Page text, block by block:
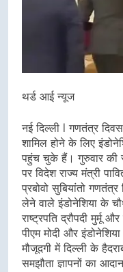
थर्ड आई न्यूज
नई दिल्ली l गणतंत्र
शामिल होने के लिए
पहुंच चुके हैं। गुरुवार की
पर विदेश राज्य मंत्री
प्रबोवो सुबियांतो
लेने वाले इंडोनेशिया के
राष्ट्रपति द्रौपदी मुर्मू
पीएम मोदी और
मौजूदगी में दिल्ली के
समझौता ज्ञापनों का